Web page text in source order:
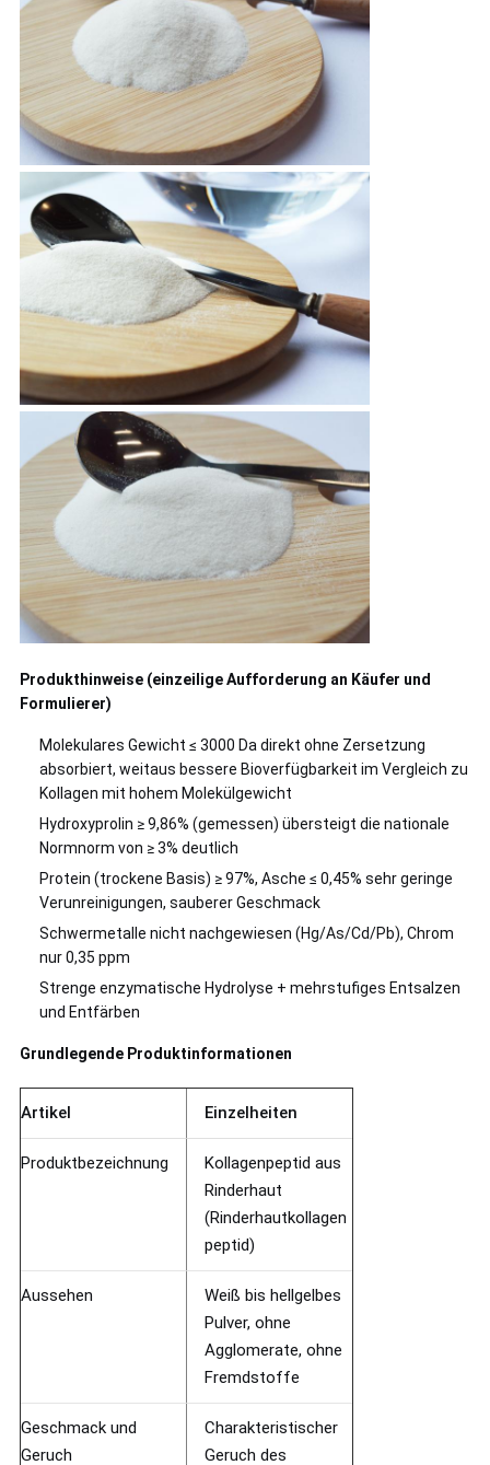
Produkthinweise (einzeilige Aufforderung an Käufer und
Formulierer)
Molekulares Gewicht ≤ 3000 Da direkt ohne Zersetzung
absorbiert, weitaus bessere Bioverfügbarkeit im Vergleich zu
Kollagen mit hohem Molekülgewicht
Hydroxyprolin ≥ 9,86% (gemessen) übersteigt die nationale
Normnorm von ≥ 3% deutlich
Protein (trockene Basis) ≥ 97%, Asche ≤ 0,45% sehr geringe
Verunreinigungen, sauberer Geschmack
Schwermetalle nicht nachgewiesen (Hg/As/Cd/Pb), Chrom
nur 0,35 ppm
Strenge enzymatische Hydrolyse + mehrstufiges Entsalzen
und Entfärben
Grundlegende Produktinformationen
Artikel Einzelheiten
Produktbezeichnung
Kollagenpeptid aus
Rinderhaut
(Rinderhautkollagen
peptid)
Aussehen
Weiß bis hellgelbes
Pulver, ohne
Agglomerate, ohne
Fremdstoffe
Geschmack und
Geruch
Charakteristischer
Geruch des